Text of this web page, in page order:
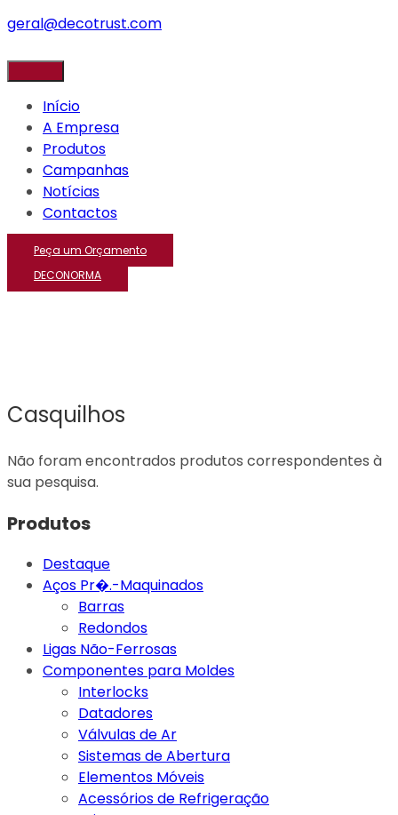
geral@decotrust.com
Início
A Empresa
Produtos
Campanhas
Notícias
Contactos
Peça um Orçamento
DECONORMA
Casquilhos
Não foram encontrados produtos correspondentes à
sua pesquisa.
Produtos
Destaque
Aços Pr�.-Maquinados
Barras
Redondos
Ligas Não-Ferrosas
Componentes para Moldes
Interlocks
Datadores
Válvulas de Ar
Sistemas de Abertura
Elementos Móveis
Acessórios de Refrigeração